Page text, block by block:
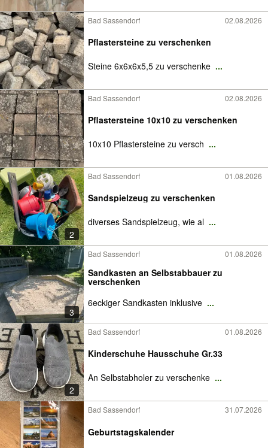
Bad Sassendorf 02.08.2026
Pflastersteine zu verschenken
Steine 6x6x6x5,5 zu verschenke ...
Bad Sassendorf 02.08.2026
Pflastersteine 10x10 zu verschenken
10x10 Pflastersteine zu versch ...
2
Bad Sassendorf 01.08.2026
Sandspielzeug zu verschenken
diverses Sandspielzeug, wie al ...
3
Bad Sassendorf 01.08.2026
Sandkasten an Selbstabbauer zu
verschenken
6eckiger Sandkasten inklusive ...
2
Bad Sassendorf 01.08.2026
Kinderschuhe Hausschuhe Gr.33
An Selbstabholer zu verschenke ...
Bad Sassendorf 31.07.2026
Geburtstagskalender